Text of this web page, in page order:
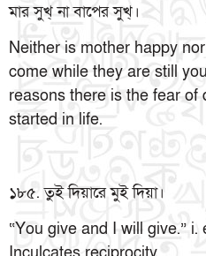
মার সুখ্ না বাপের সুখ্।
Neither is mother happy
come while they are still
reasons there is the fear of
started in life.
১৮৫. তুই দিয়ারে মুই দিয়া।
“You give and I will give.”